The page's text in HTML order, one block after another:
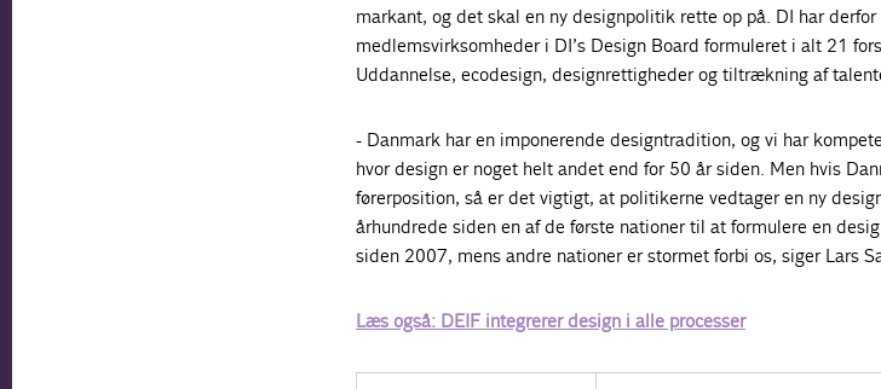
markant, og det skal en ny designpolitik rette op på. DI har
medlemsvirksomheder i DI’s Design Board formuleret i alt 21
Uddannelse, ecodesign, designrettigheder og tiltrækning af
- Danmark har en imponerende designtradition, og vi har
hvor design er noget helt andet end for 50 år siden. Men hvis
førerposition, så er det vigtigt, at politikerne vedtager en ny
århundrede siden en af de første nationer til at formulere en
siden 2007, mens andre nationer er stormet forbi os, siger Lars
Læs også: DEIF integrerer design i alle processer